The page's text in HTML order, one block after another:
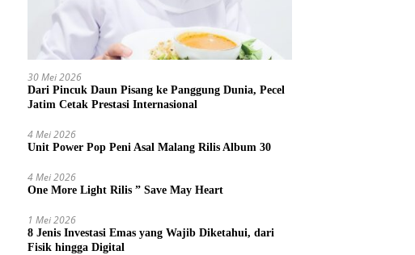
30 Mei 2026
Dari Pincuk Daun Pisang ke Panggung Dunia, Pecel
Jatim Cetak Prestasi Internasional
4 Mei 2026
Unit Power Pop Peni Asal Malang Rilis Album 30
4 Mei 2026
One More Light Rilis ” Save May Heart
1 Mei 2026
8 Jenis Investasi Emas yang Wajib Diketahui, dari
Fisik hingga Digital